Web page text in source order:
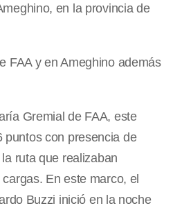
en la provincia de
FAA y en Ameghino además
Gremial de FAA, este
con presencia de
ruta que realizaban
En este marco, el
Buzzi inició en la noche